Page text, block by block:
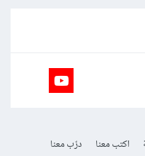
اكتب معنا
درّب معنا